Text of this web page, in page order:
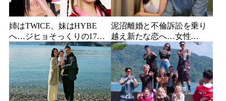
姉はTWICE、妹はHYBE
へ…ジヒョそっくりの17歳
妹、多国籍7人組でついにデ
ビュー
泥沼離婚と不倫訴訟を乗り
越え新たな恋へ…女性
YouTuberが選んだのは身長
189cmの医者